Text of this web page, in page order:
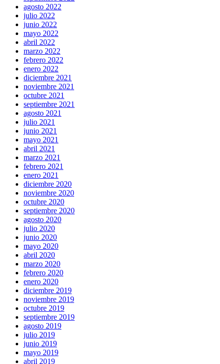
agosto 2022
julio 2022
junio 2022
mayo 2022
abril 2022
marzo 2022
febrero 2022
enero 2022
diciembre 2021
noviembre 2021
octubre 2021
septiembre 2021
agosto 2021
julio 2021
junio 2021
mayo 2021
abril 2021
marzo 2021
febrero 2021
enero 2021
diciembre 2020
noviembre 2020
octubre 2020
septiembre 2020
agosto 2020
julio 2020
junio 2020
mayo 2020
abril 2020
marzo 2020
febrero 2020
enero 2020
diciembre 2019
noviembre 2019
octubre 2019
septiembre 2019
agosto 2019
julio 2019
junio 2019
mayo 2019
abril 2019